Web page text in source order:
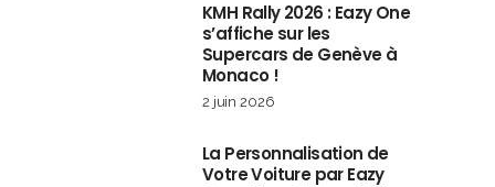
KMH Rally 2026 : Eazy One
s’affiche sur les
Supercars de Genève à
Monaco !
2 juin 2026
La Personnalisation de
Votre Voiture par Eazy